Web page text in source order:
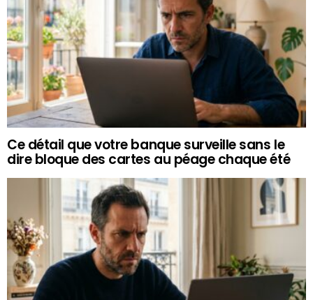
Ce détail que votre banque surveille sans le
dire bloque des cartes au péage chaque été